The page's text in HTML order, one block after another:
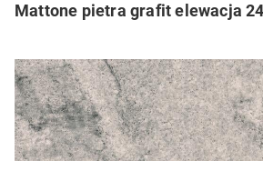
Mattone pietra grafit elewacja